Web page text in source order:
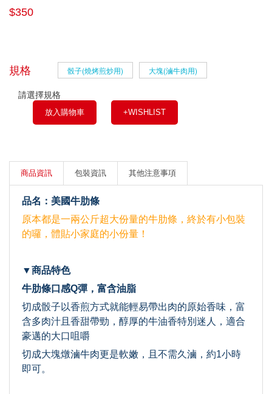
$350
規格 骰子(燒烤煎炒用) 大塊(滷牛肉用)
請選擇規格
放入購物車 +WISHLIST
商品資訊 包裝資訊 其他注意事項
品名：美國牛肋條
原本都是一兩公斤超大份量的牛肋條，終於有小包裝
的囉，體貼小家庭的小份量！
▼商品特色
牛肋條口感Q彈，富含油脂
切成骰子以香煎方式就能輕易帶出肉的原始香味，富
含多肉汁且香甜帶勁，醇厚的牛油香特別迷人，適合
豪邁的大口咀嚼
切成大塊燉滷牛肉更是軟嫩，且不需久滷，約1小時
即可。